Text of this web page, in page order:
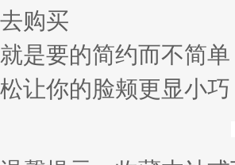
去购买
就是要的简约而不简
松让你的脸颊更显小